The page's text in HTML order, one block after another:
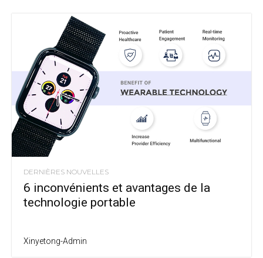
DERNIÈRES NOUVELLES
6 inconvénients et avantages de la
technologie portable
Xinyetong-Admin